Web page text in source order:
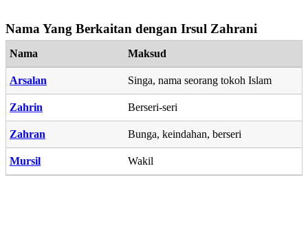
Nama Yang Berkaitan dengan Irsul Zahrani
Nama Maksud
Arsalan Singa, nama seorang tokoh Islam
Zahrin Berseri-seri
Zahran Bunga, keindahan, berseri
Mursil Wakil